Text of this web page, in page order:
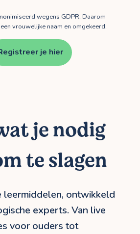
wegens GDPR. Daarom
een vrouwelijke naam en omgekeerd.
je hier
je nodig
te slagen
leermiddelen, ontwikkeld
experts. Van live
voor ouders tot